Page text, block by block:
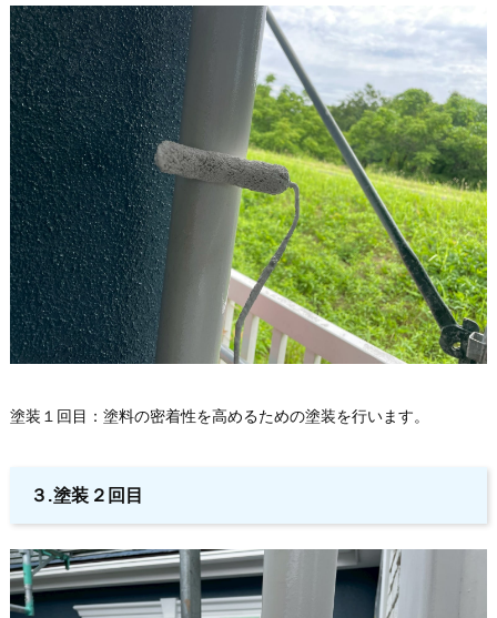
塗装１回目：塗料の密着性を高めるための塗装を行います。
３.塗装２回目